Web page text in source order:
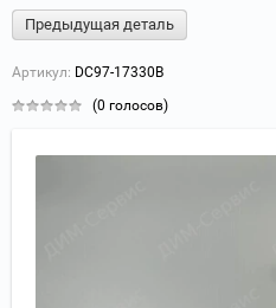
Предыдущая деталь
Артикул: DC97-17330B
(0 голосов)